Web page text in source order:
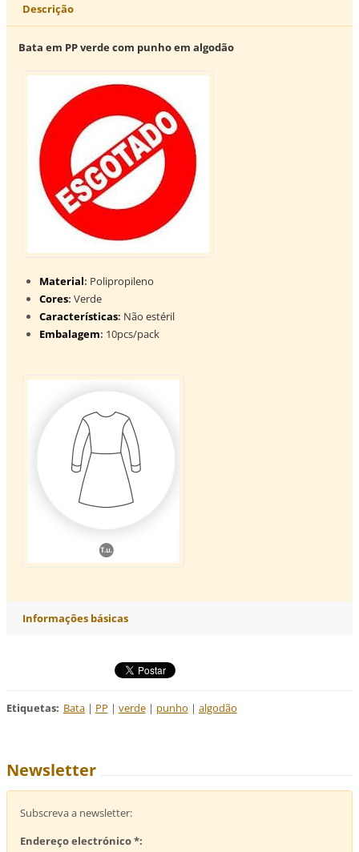
Descrição
Bata em PP verde com punho em algodão
Material: Polipropileno
Cores: Verde
Características: Não estéril
Embalagem: 10pcs/pack
Informações básicas
Etiquetas: Bata | PP | verde | punho | algodão
Newsletter
Subscreva a newsletter:
Endereço electrónico *: